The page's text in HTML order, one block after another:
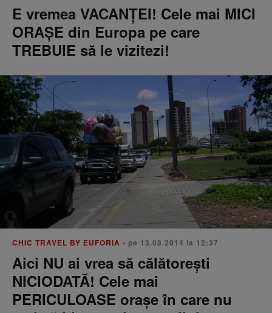
E vremea VACANȚEI! Cele mai MICI
ORAȘE din Europa pe care
TREBUIE să le vizitezi!
CHIC TRAVEL BY EUFORIA • pe 13.08.2014 la 12:37
Aici NU ai vrea să călătorești
NICIODATĂ! Cele mai
PERICULOASE orașe în care nu